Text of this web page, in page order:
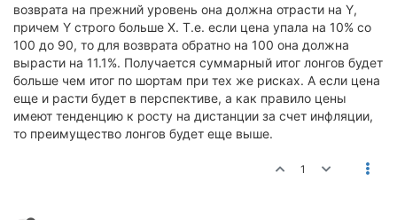
возврата на прежний уровень она должна отрасти на Y,
причем Y строго больше X. Т.е. если цена упала на 10% со
100 до 90, то для возврата обратно на 100 она должна
вырасти на 11.1%. Получается суммарный итог лонгов будет
больше чем итог по шортам при тех же рисках. А если цена
еще и расти будет в перспективе, а как правило цены
имеют тенденцию к росту на дистанции за счет инфляции,
то преимущество лонгов будет еще выше.
1